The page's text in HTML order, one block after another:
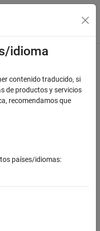
navegación
information?
idioma
contenido traducido, si
de productos y servicios
recomendamos que
países/idiomas: